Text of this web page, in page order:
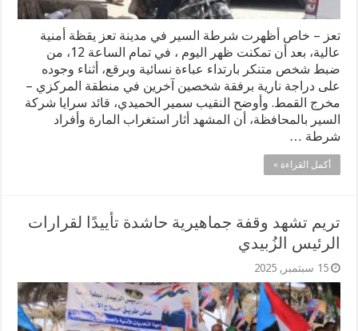
تعز – خاص أظهرت شرطة السير في مدينة تعز يقظة أمنية
عالية، بعد أن تمكنت ظهر اليوم ، في تمام الساعة 12، من
ضبط شخص متنكر بارتداء عباءة نسائية وبرقع، أثناء وجوده
على دراجة نارية برفقة شخصين آخرين في منطقة المركزي –
مخرج القمط. وأوضح النقيب سمير الحميدي، قائد سرايا شركة
السير بالمحافظة، أن المشهد أثار استغراب المارة وأفراد
شرطة …
أكمل القراءة »
تريم تشهد وقفة جماهيرية حاشدة تأييدًا لقرارات
الرئيس الزُبيدي
15 سبتمبر, 2025